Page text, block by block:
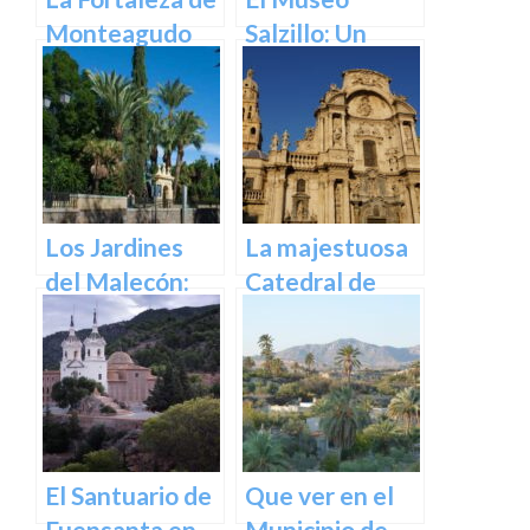
Monteagudo
Salzillo: Un
Tesoro de la
Escultura
Barroca en
España en
Murcia
Los Jardines
del Malecón:
Un Oasis en la
Ciudad.
La majestuosa
Catedral de
tesoro
arquitectónico
y cultural
El Santuario de
Que ver en el